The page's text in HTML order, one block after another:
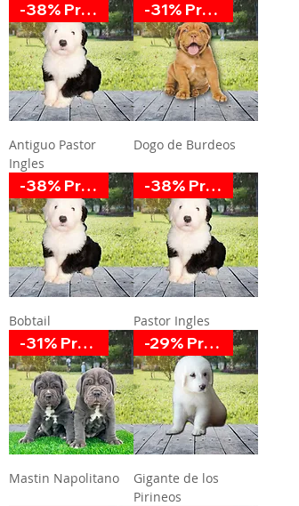
-38% Promoción
Antiguo Pastor
Ingles
-31% Promoción
Dogo de Burdeos
-38% Promoción
Bobtail
-38% Promoción
Pastor Ingles
-31% Promoción
Mastin Napolitano
-29% Promoción
Gigante de los
Pirineos